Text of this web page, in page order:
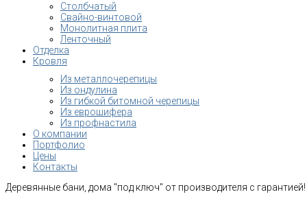
Столбчатый
Свайно-винтовой
Монолитная плита
Ленточный
Отделка
Кровля
Из металлочерепицы
Из ондулина
Из гибкой битомной черепицы
Из еврошифера
Из профнастила
О компании
Портфолио
Цены
Контакты
Деревянные бани, дома "под ключ" от производителя с гарантией!